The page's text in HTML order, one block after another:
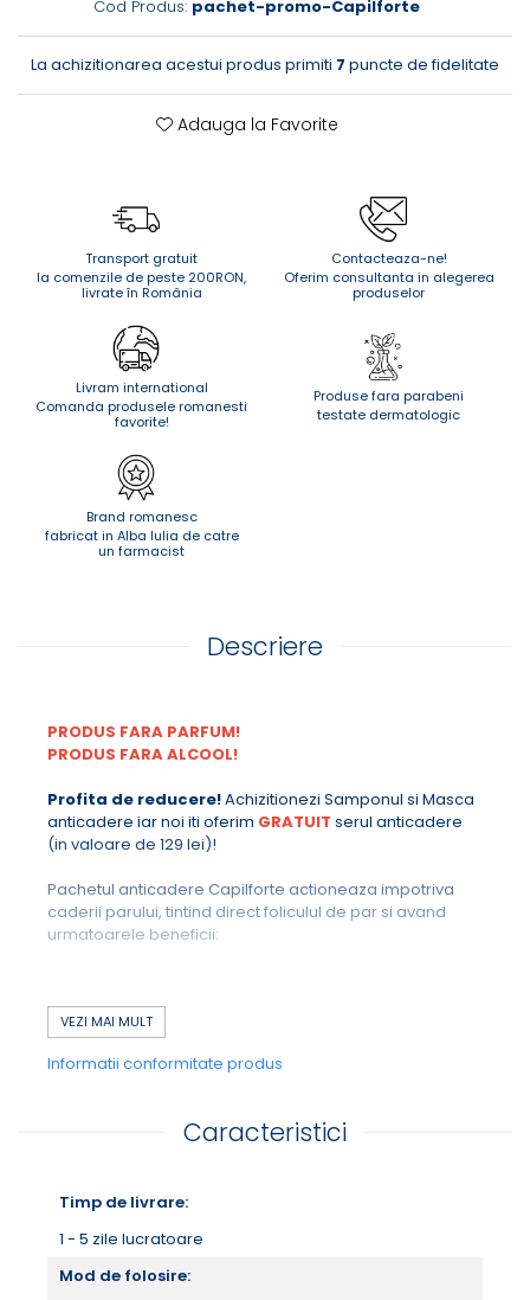
Cod Produs: pachet-promo-Capilforte
La achizitionarea acestui produs primiti 7 puncte de fidelitate
Adauga la Favorite
Transport gratuit
la comenzile de peste 200RON,
livrate în România
Contacteaza-ne!
Oferim consultanta in alegerea
produselor
Livram international
Comanda produsele romanesti
favorite!
Produse fara parabeni
testate dermatologic
Brand romanesc
fabricat in Alba Iulia de catre
un farmacist
Descriere
PRODUS FARA PARFUM!
PRODUS FARA ALCOOL!
Profita de reducere!Achizitionezi Samponul si Masca
anticadere iar noi iti oferim GRATUIT serul anticadere
(in valoare de 129 lei)!
Pachetul anticadere Capilforte actioneaza impotriva
caderii parului, tintind direct foliculul de par si avand
urmatoarele beneficii:
Stopeaza caderea excesiva a parului
Acest pachet contine urmatoarele produse:
Masca anticadere
Ser anticadere
VEZI MAI MULT
Informatii conformitate produs
Caracteristici
Timp de livrare:
1 - 5 zile lucratoare
Mod de folosire: